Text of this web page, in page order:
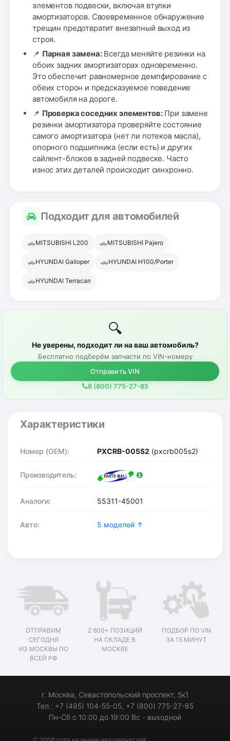
элементов подвески, включая втулки
амортизаторов. Своевременное обнаружение
трещин предотвратит внезапный выход из
строя.
📌 Парная замена:Всегда меняйте резинки на
обоих задних амортизаторах одновременно.
Это обеспечит равномерное демпфирование с
обеих сторон и предсказуемое поведение
автомобиля на дороге.
📌 Проверка соседних элементов:При замене
резинки амортизатора проверяйте состояние
самого амортизатора (нет ли потеков масла),
опорного подшипника (если есть) и других
сайлент-блоков в задней подвеске. Часто
износ этих деталей происходит синхронно.
Подходит для автомобилей
🚗MITSUBISHI L200 🚗MITSUBISHI Pajero
🚗HYUNDAI Galloper 🚗HYUNDAI H100/Porter
🚗HYUNDAI Terracan
🔍
Не уверены, подходит ли на ваш автомобиль?
Бесплатно подберём запчасти по VIN-номеру
Отправить VIN
8 (800) 775-27-85
Характеристики
Номер (OEM): PXCRB-005S2 (pxcrb005s2)
Производитель:
Аналоги: 55311-45001
Авто: 5 моделей ↑
ОТПРАВИМ
СЕГОДНЯ
ИЗ МОСКВЫ ПО
ВСЕЙ РФ
2 600+ ПОЗИЦИЙ
НА СКЛАДЕ В
МОСКВЕ
ПОДБОР ПО VIN
ЗА 15 МИНУТ
г. Москва, Севастопольский проспект, 5к1
Тел.: +7 (495) 104-55-05, +7 (800) 775-27-85
Пн-Сб с 10:00 до 19:00 Вс - выходной